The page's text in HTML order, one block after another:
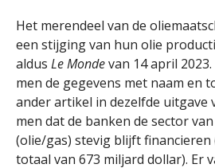
Het merendeel van de
een stijging van hun olie
aldus Le Mondevan 14 april
men de gegevens met naam en
ander artikel in dezelfde uitgave
men dat de banken de sector
(olie/gas) stevig blijft financieren
totaal van 673 miljard dollar). Er